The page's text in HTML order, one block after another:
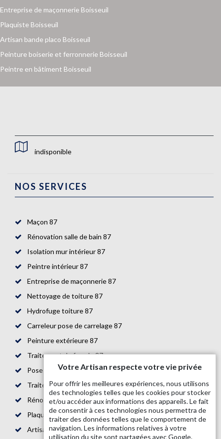
Entreprise de maçonnerie Boisseuil
Plaquiste Boisseuil
Artisan bande placo Boisseuil
Peinture boiserie et ferronnerie Boisseuil
Peintre en bâtiment Boisseuil
indisponible
NOS SERVICES
Maçon 87
Rénovation salle de bain 87
Isolation mur intérieur 87
Peintre intérieur 87
Entreprise de maçonnerie 87
Nettoyage de toiture 87
Hydrofuge toiture 87
Carreleur pose de carrelage 87
Peinture extérieure 87
Traitement de façade 87
Pose de parquet 87
Traitement de toiture 87
Rénovation de maison 87
Plaquiste 87
Artisan bande placo 87
Votre Artisan respecte votre vie privée
Pour offrir les meilleures expériences, nous utilisons
des technologies telles que les cookies pour stocker
et/ou accéder aux informations des appareils. Le fait
de consentir à ces technologies nous permettra de
traiter des données telles que le comportement de
navigation. Les informations relatives à votre
utilisation du site sont partagées avec Google.